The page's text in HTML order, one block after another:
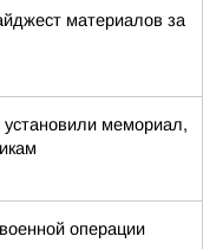
материалов за
мемориал,
операции